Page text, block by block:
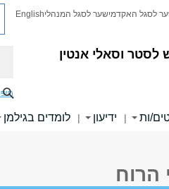
לסטר וסאלי אנטין
לסגל האקדמישער לסגל המנהליEnglish
ות | ידיעון | לומדים בגילמן
הרוח